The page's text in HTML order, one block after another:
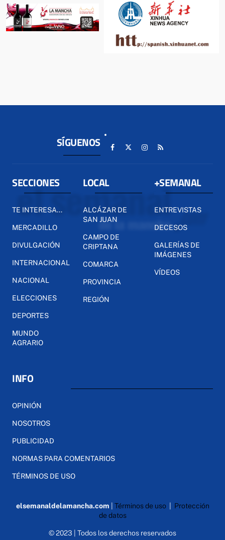
SÍGUENOS
SECCIONES
TE INTERESA...
MERCADILLO
DIVULGACIÓN
INTERNACIONAL
NACIONAL
ELECCIONES
DEPORTES
MUNDO
AGRARIO
LOCAL
ALCÁZAR DE
SAN JUAN
CAMPO DE
CRIPTANA
COMARCA
PROVINCIA
REGIÓN
+SEMANAL
ENTREVISTAS
DECESOS
GALERÍAS DE
IMÁGENES
VÍDEOS
INFO
OPINIÓN
NOSOTROS
PUBLICIDAD
NORMAS PARA COMENTARIOS
TÉRMINOS DE USO
elsemanaldelamancha.com | Términos de uso| Protección
de datos
© 2023 | Todos los derechos reservados